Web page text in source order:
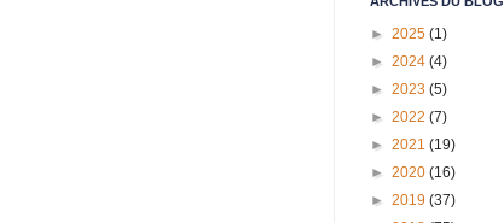
► 2025 (1)
► 2024 (4)
► 2023 (5)
► 2022 (7)
► 2021 (19)
► 2020 (16)
► 2019 (37)